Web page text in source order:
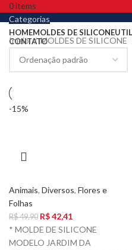
0items
Categorias
HOMEMOLDES DE SILICONE
CONTATO
Início MOLDES DE SILICONE
-15%
Animais, Diversos, Flores e
Folhas
R$49,90 R$42,41
* MOLDE DE SILICONE
MODELO JARDIM DA